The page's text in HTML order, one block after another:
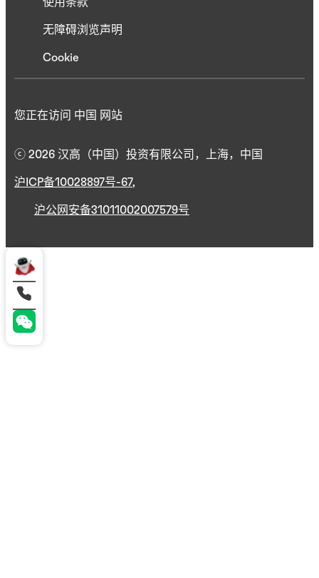
使用条款
无障碍浏览声明
Cookie
ⓒ 2026 汉高（中国）投资有限公司，上海，中国
沪ICP备10028897号-67,
沪公网安备31011002007579号
您正在访问 中国 网站